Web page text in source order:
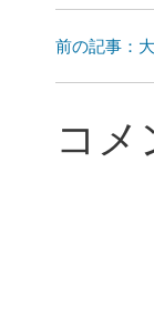
前の記事：
コメ